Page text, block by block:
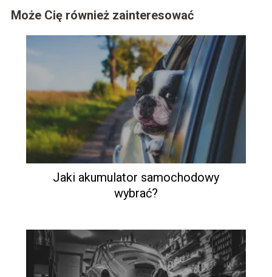
Może Cię również zainteresować
Jaki akumulator samochodowy
wybrać?